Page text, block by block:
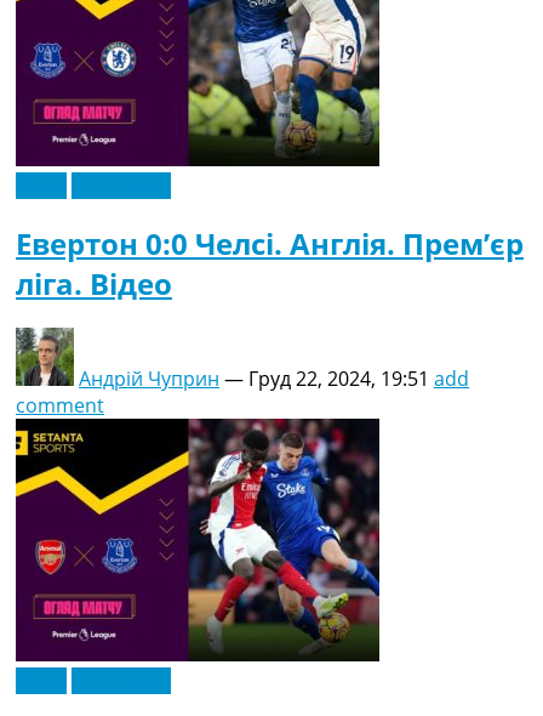
Евертон 0:0 Челсі. Англія. Прем’єр
ліга. Відео
Андрій Чуприн — Груд 22, 2024, 19:51 add
comment